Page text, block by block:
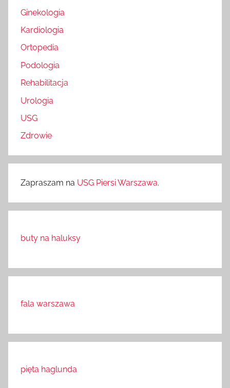
Ginekologia
Kardiologia
Ortopedia
Podologia
Rehabilitacja
Urologia
USG
Zdrowie
Zapraszam na USG Piersi Warszawa.
buty na haluksy
fala warszawa
pięta haglunda